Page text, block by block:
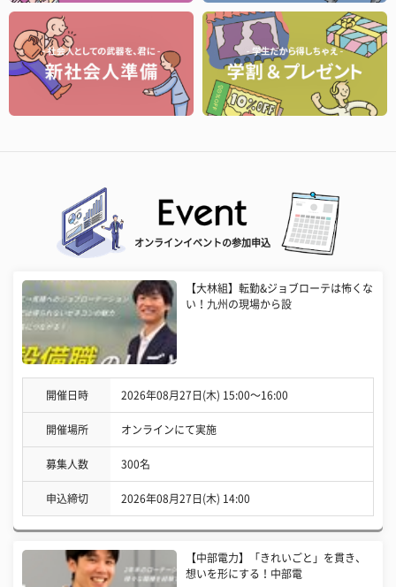
オンラインイベントの参加申込
【大林組】転勤&ジョブローテは怖くな
い！九州の現場から設
開催日時 2026年08月27日(木) 15:00〜16:00
開催場所 オンラインにて実施
募集人数 300名
申込締切 2026年08月27日(木) 14:00
【中部電力】「きれいごと」を貫き、
想いを形にする！中部電